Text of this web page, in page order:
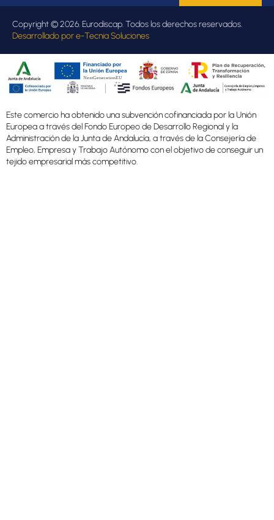
Copyright © 2026. Eurodiscap. Todos los derechos reservados.
Desarrollado pore-Tecnia Soluciones
Este comercio ha obtenido una subvención cofinanciada por la Unión
Europea a través del Fondo Europeo de Desarrollo Regional y la
Administración de la Junta de Andalucía, a través de la Consejería de
Empleo, Empresa y Trabajo Autónomo con el objetivo de conseguir un
tejido empresarial más competitivo.